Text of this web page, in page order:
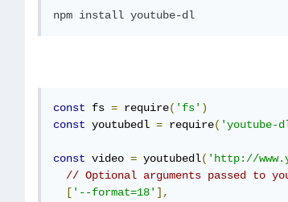
npm install youtube-dl
const fs = require( 'fs' )
const youtubedl = require( 'youtube-
const video = youtubedl( 'http://
// Optional arguments passed to
[ '--format=18' ],